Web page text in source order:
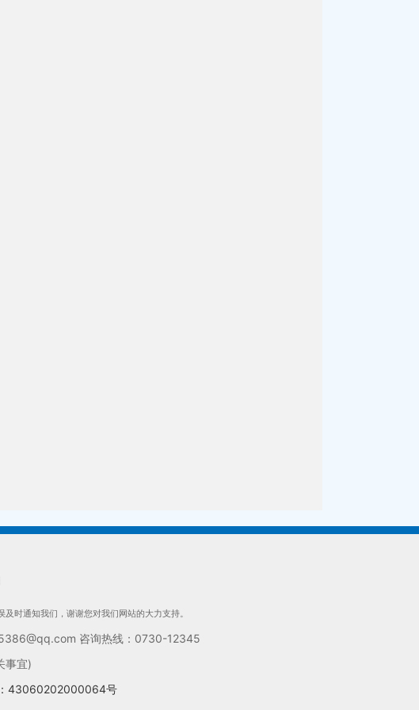
时通知我们，谢谢您对我们网站的大力支持。
咨询热线：0730-12345
事宜)
43060202000064号